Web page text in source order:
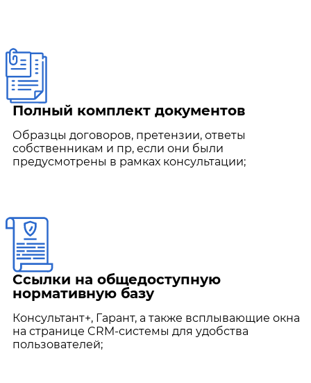
Полный комплект документов
Образцы договоров, претензии, ответы
собственникам и пр, если они были
предусмотрены в рамках консультации;
Ссылки на общедоступную
нормативную базу
Консультант+, Гарант, а также всплывающие окна
на странице CRM-системы для удобства
пользователей;